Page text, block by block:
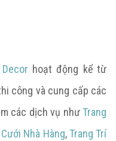
hoạt động kể từ
công và cung cấp các
các dịch vụ nhưTrang
Nhà Hàng,Trang Trí